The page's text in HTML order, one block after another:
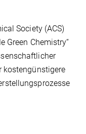
Society (ACS)
Green Chemistry“
kostengünstigere